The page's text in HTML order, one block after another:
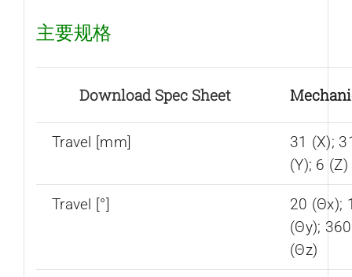
主要规格
Download Spec Sheet
Travel [mm]
31 (X);
(Y); 6 (Z)
Travel [°]
20 (Θx);
(Θy); 360
(Θz)